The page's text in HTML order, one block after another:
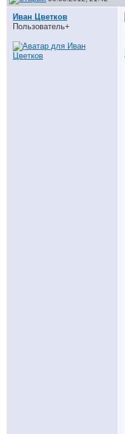
Иван Цветков
Пользователь+